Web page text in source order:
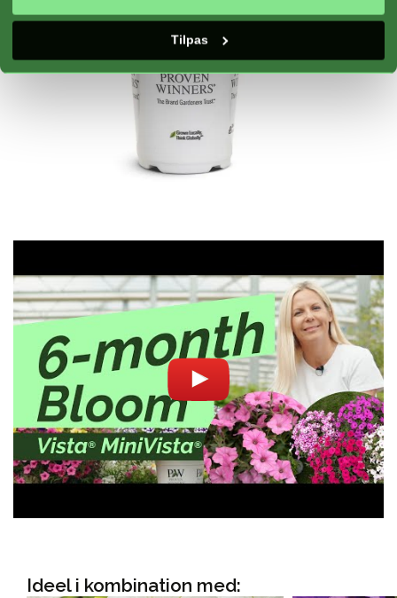
Tilpas
Ideel i kombination med: